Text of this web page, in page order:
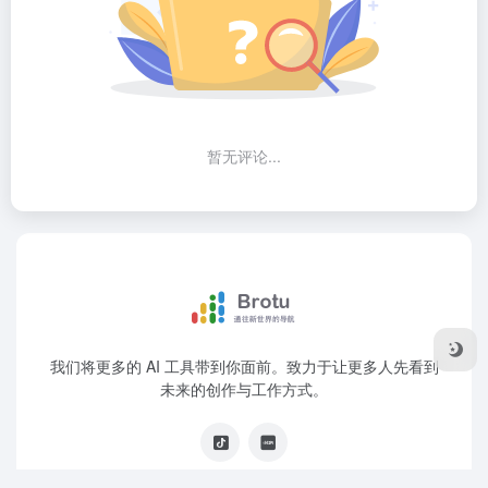
暂无评论...
我们将更多的 AI 工具带到你面前。致力于让更多人先看到
未来的创作与工作方式。